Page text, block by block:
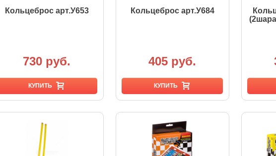
Кольцеброс арт.У653
730 руб.
КУПИТЬ
Кольцеброс арт.У684
405 руб.
КУПИТЬ